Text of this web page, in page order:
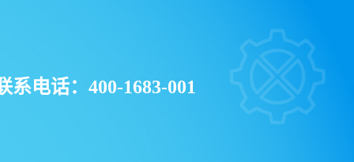
系电话：400-1683-001